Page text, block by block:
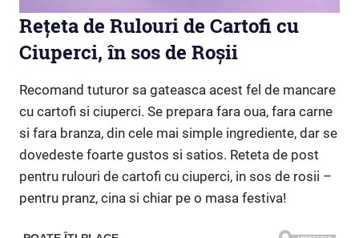
Rețeta de Rulouri de Cartofi cu
Ciuperci, în sos de Roșii
Recomand tuturor sa gateasca acest fel de mancare
cu cartofi si ciuperci. Se prepara fara oua, fara carne
si fara branza, din cele mai simple ingrediente, dar se
dovedeste foarte gustos si satios. Reteta de post
pentru rulouri de cartofi cu ciuperci, in sos de rosii –
pentru pranz, cina si chiar pe o masa festiva!